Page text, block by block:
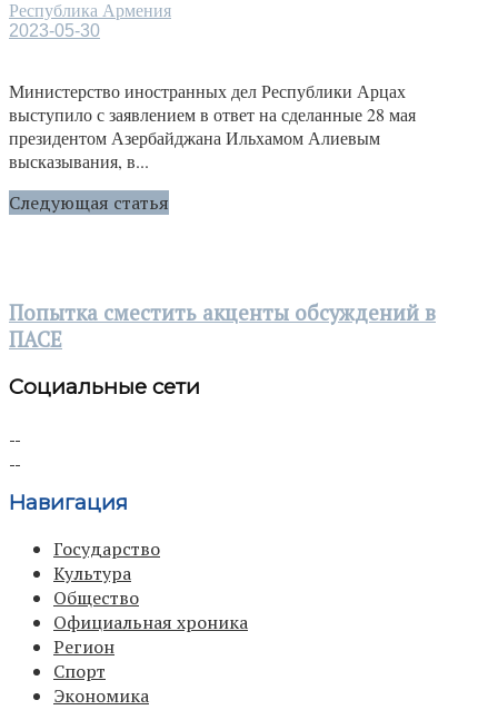
Республика Армения
2023-05-30
Министерство иностранных дел Республики Арцах
выступило с заявлением в ответ на сделанные 28 мая
президентом Азербайджана Ильхамом Алиевым
высказывания, в...
Следующая статья
Попытка сместить акценты обсуждений в
ПАСЕ
Социальные сети
Навигация
Государство
Культура
Общество
Официальная хроника
Регион
Спорт
Экономика